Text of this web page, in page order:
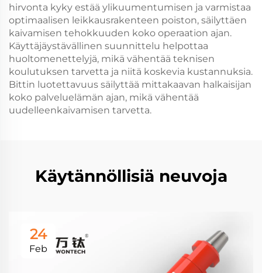
hirvonta kyky estää ylikuumentumisen ja varmistaa
optimaalisen leikkausrakenteen poiston, säilyttäen
kaivamisen tehokkuuden koko operaation ajan.
Käyttäjäystävällinen suunnittelu helpottaa
huoltomenettelyjä, mikä vähentää teknisen
koulutuksen tarvetta ja niitä koskevia kustannuksia.
Bittin luotettavuus säilyttää mittakaavan halkaisijan
koko palveluelämän ajan, mikä vähentää
uudelleenkaivamisen tarvetta.
Käytännöllisiä neuvoja
24
Feb